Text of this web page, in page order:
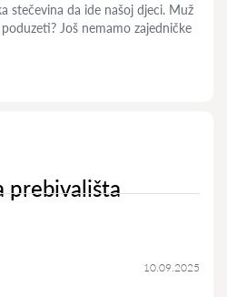
stečevina da ide našoj djeci. Muž
Još nemamo zajedničke
prebivališta
10.09.2025